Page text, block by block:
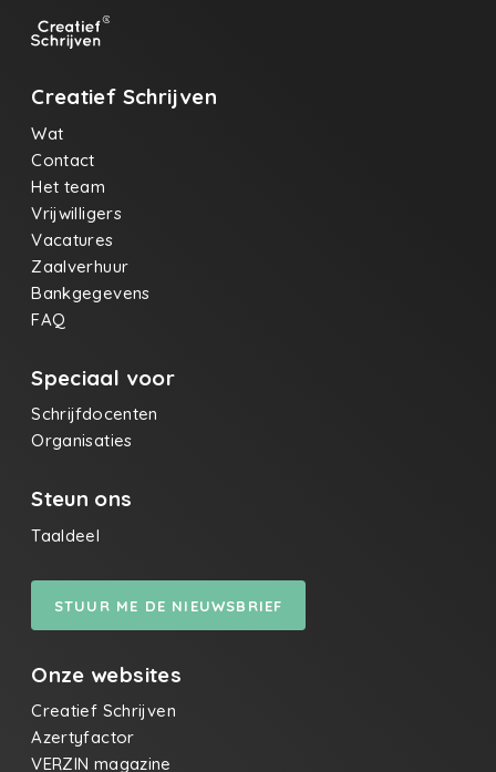
Creatief Schrijven
Wat
Contact
Het team
Vrijwilligers
Vacatures
Zaalverhuur
Bankgegevens
FAQ
Speciaal voor
Schrijfdocenten
Organisaties
Steun ons
Taaldeel
STUUR ME DE NIEUWSBRIEF
Onze websites
Creatief Schrijven
Azertyfactor
VERZIN magazine